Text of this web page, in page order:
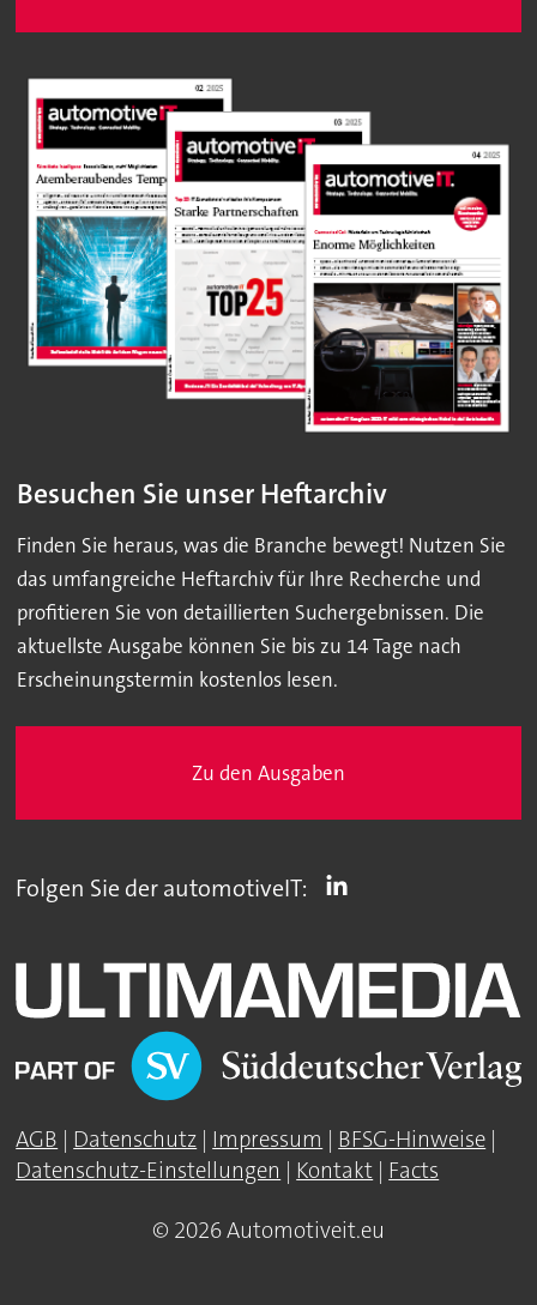
Besuchen Sie unser Heftarchiv
Finden Sie heraus, was die Branche bewegt! Nutzen Sie
das umfangreiche Heftarchiv für Ihre Recherche und
profitieren Sie von detaillierten Suchergebnissen. Die
aktuellste Ausgabe können Sie bis zu 14 Tage nach
Erscheinungstermin kostenlos lesen.
Zu den Ausgaben
Folgen Sie der automotiveIT:
AGB | Datenschutz | Impressum | BFSG-Hinweise |
Datenschutz-Einstellungen | Kontakt | Facts
© 2026 Automotiveit.eu